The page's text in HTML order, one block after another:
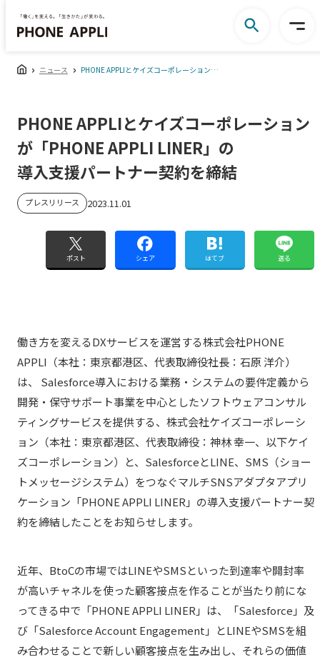
ニュース PHONE APPLIとケイズコーポレーションが「PHONE APPLI LINER」の 導入支援パートナー契約を締結
PHONE APPLIとケイズコーポレーション
が「PHONE APPLI LINER」の
導入支援パートナー契約を締結
プレスリリース 2023.11.01
ポスト シェア はてブ 送る
働き方を変えるDXサービスを運営する株式会社PHONE
APPLI（本社：東京都港区、代表取締役社長：石原 洋介）
は、 Salesforce導入における業務・システムの要件定義から
開発・保守サポート事業を中心としたソフトウェアコンサル
ティングサービスを提供する、株式会社ケイズコーポレーシ
ョン（本社：東京都港区、代表取締役：神林 幸一、以下ケイ
ズコーポレーション）と、SalesforceとLINE、SMS（ショー
トメッセージシステム）をつなぐマルチSNSアダプタアプリ
ケーション「PHONE APPLI LINER」の導入支援パートナー契
約を締結したことをお知らせします。
近年、BtoCの市場ではLINEやSMSといった到達率や開封率
が高いチャネルを使った顧客接点を作ることが当たり前にな
ってきる中で「PHONE APPLI LINER」は、「Salesforce」及
び「Salesforce Account Engagement」とLINEやSMSを組
み合わせることで新しい顧客接点を生み出し、それらの価値